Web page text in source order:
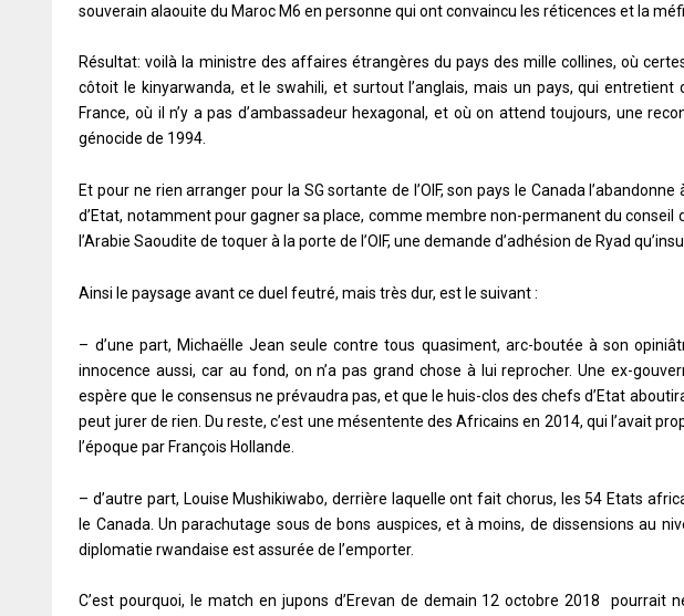
souverain alaouite du Maroc M6 en personne qui ont convaincu les réticences et la
Résultat: voilà la ministre des affaires étrangères du pays des mille collines, où
côtoit le kinyarwanda, et le swahili, et surtout l’anglais, mais un pays, qui entretient
France, où il n’y a pas d’ambassadeur hexagonal, et où on attend toujours, une
génocide de 1994.
Et pour ne rien arranger pour la SG sortante de l’OIF, son pays le Canada
d’Etat, notamment pour gagner sa place, comme membre non-permanent du conseil
l’Arabie Saoudite de toquer à la porte de l’OIF, une demande d’adhésion de Ryad
Ainsi le paysage avant ce duel feutré, mais très dur, est le suivant :
– d’une part, Michaëlle Jean seule contre tous quasiment, arc-boutée à son
innocence aussi, car au fond, on n’a pas grand chose à lui reprocher. Une ex-
espère que le consensus ne prévaudra pas, et que le huis-clos des chefs d’Etat
peut jurer de rien. Du reste, c’est une mésentente des Africains en 2014, qui l’avait
l’époque par François Hollande.
– d’autre part, Louise Mushikiwabo, derrière laquelle ont fait chorus, les 54 Etats
le Canada. Un parachutage sous de bons auspices, et à moins, de dissensions au
diplomatie rwandaise est assurée de l’emporter.
C’est pourquoi, le match en jupons d’Erevan de demain 12 octobre 2018 pourrait